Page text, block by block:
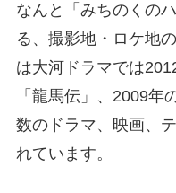
なんと「みちのくの
る、撮影地・ロケ地
は大河ドラマでは
「龍馬伝」、2009年
数のドラマ、映画、
れています。